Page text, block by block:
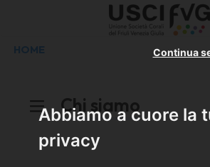
Abbiamo a cuore la
privacy
Continua
HOME
Chi siamo